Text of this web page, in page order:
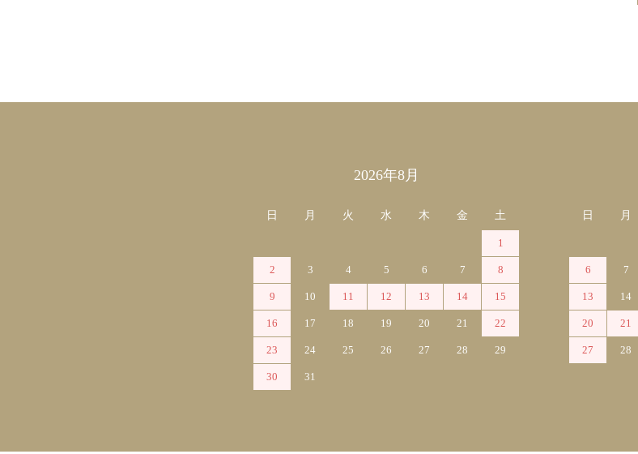
2026年8月
日 月 火 水 木 金 土
1
2 3 4 5 6 7 8
9 10 11 12 13 14 15
16 17 18 19 20 21 22
23 24 25 26 27 28 29
30 31
日 月
6 7
13 14
20 21
27 28